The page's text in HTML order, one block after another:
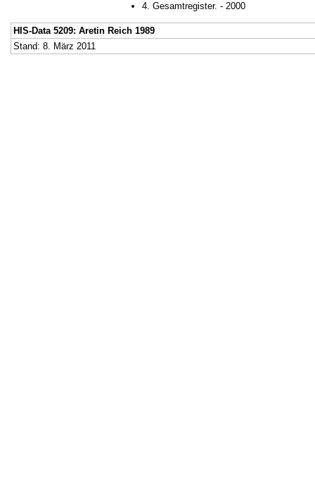
4. Gesamtregister. - 2000
HIS-Data 5209: Aretin Reich 1989
Stand: 8. März 2011